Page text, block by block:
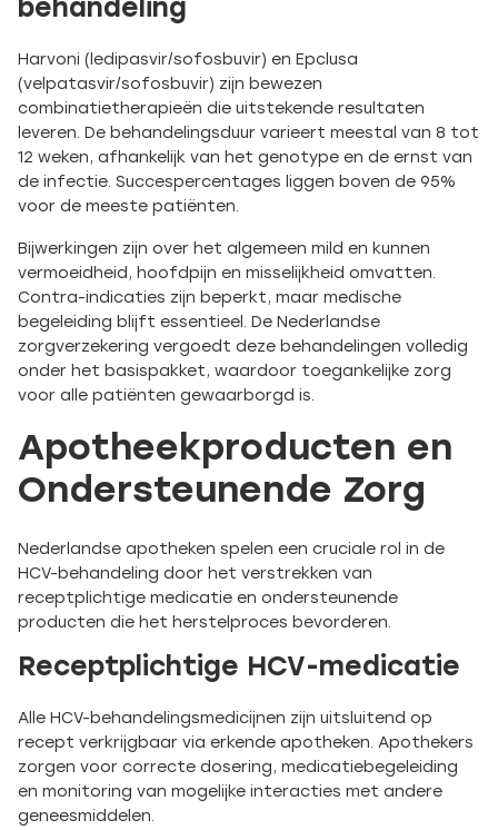
behandeling
Harvoni (ledipasvir/sofosbuvir) en Epclusa
(velpatasvir/sofosbuvir) zijn bewezen
combinatietherapieën die uitstekende resultaten
leveren. De behandelingsduur varieert meestal van 8 tot
12 weken, afhankelijk van het genotype en de ernst van
de infectie. Succespercentages liggen boven de 95%
voor de meeste patiënten.
Bijwerkingen zijn over het algemeen mild en kunnen
vermoeidheid, hoofdpijn en misselijkheid omvatten.
Contra-indicaties zijn beperkt, maar medische
begeleiding blijft essentieel. De Nederlandse
zorgverzekering vergoedt deze behandelingen volledig
onder het basispakket, waardoor toegankelijke zorg
voor alle patiënten gewaarborgd is.
Apotheekproducten en
Ondersteunende Zorg
Nederlandse apotheken spelen een cruciale rol in de
HCV-behandeling door het verstrekken van
receptplichtige medicatie en ondersteunende
producten die het herstelproces bevorderen.
Receptplichtige HCV-medicatie
Alle HCV-behandelingsmedicijnen zijn uitsluitend op
recept verkrijgbaar via erkende apotheken. Apothekers
zorgen voor correcte dosering, medicatiebegeleiding
en monitoring van mogelijke interacties met andere
geneesmiddelen.